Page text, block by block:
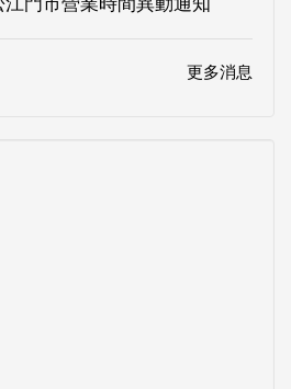
更多消息